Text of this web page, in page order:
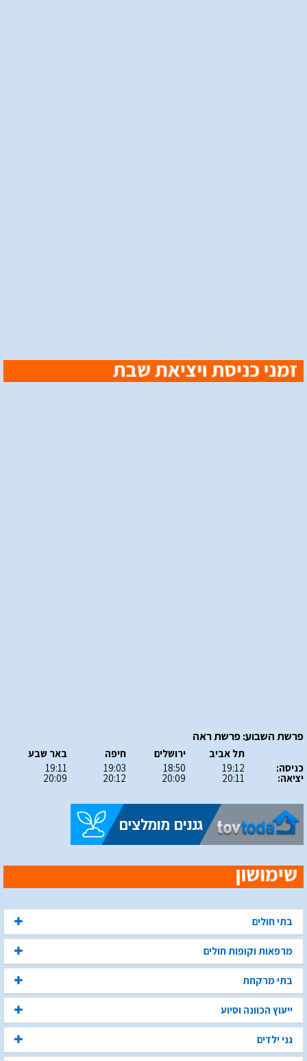
פרשת השבוע: פרשת ראה
כניסה:
יציאה:
תל אביב
19:12
20:11
ירושלים
18:50
20:09
חיפה
19:03
20:12
באר שבע
19:11
20:09
בתי חולים
מרפאות וקופות חולים
בתי מרקחת
ייעוץ הכוונה וסיוע
גני ילדים